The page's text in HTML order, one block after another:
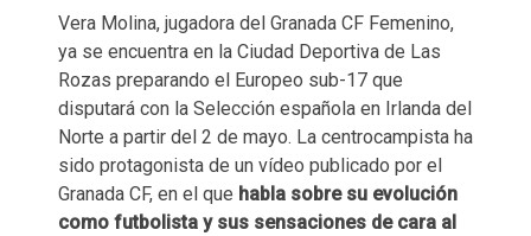
Vera Molina, jugadora del Granada CF Femenino,
ya se encuentra en la Ciudad Deportiva de Las
Rozas preparando el Europeo sub-17 que
disputará con la Selección española en Irlanda del
Norte a partir del 2 de mayo. La centrocampista ha
sido protagonista de un vídeo publicado por el
Granada CF, en el que habla sobre su evolución
como futbolista y sus sensaciones de cara al